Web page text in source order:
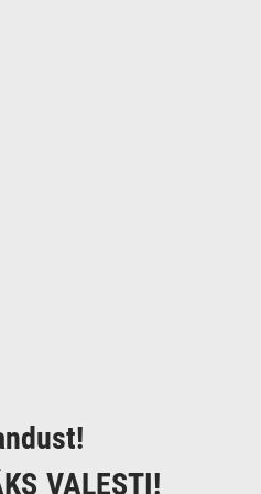
VALESTI!